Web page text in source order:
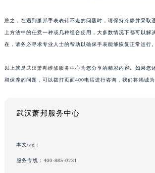
总之，在遇到萧邦手表表针不走的问题时，请保持冷静并采取
上方法中的任意一种或几种组合使用，大多数情况下都可以解
在，请务必寻求专业人士的帮助以确保手表能够恢复正常运行。
以上就是武汉萧邦维修服务中心为您分享的精彩内容。如果您
和保养的问题，可以拨打页面400电话进行咨询，我们将竭诚为
武汉萧邦服务中心
本文tag：
服务专线： 400-885-0231